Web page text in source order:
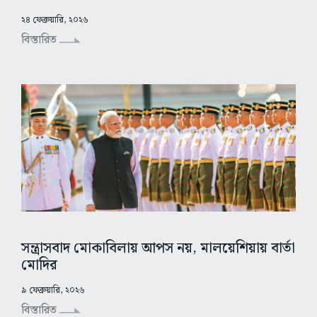
২৪ ফেব্রুয়ারি, ২০২৬
বিস্তারিত
সন্ত্রাসবাদ মোকাবিলায় আপস নয়, মালয়েশিয়ায় বার্তা
মোদির
৯ ফেব্রুয়ারি, ২০২৬
বিস্তারিত